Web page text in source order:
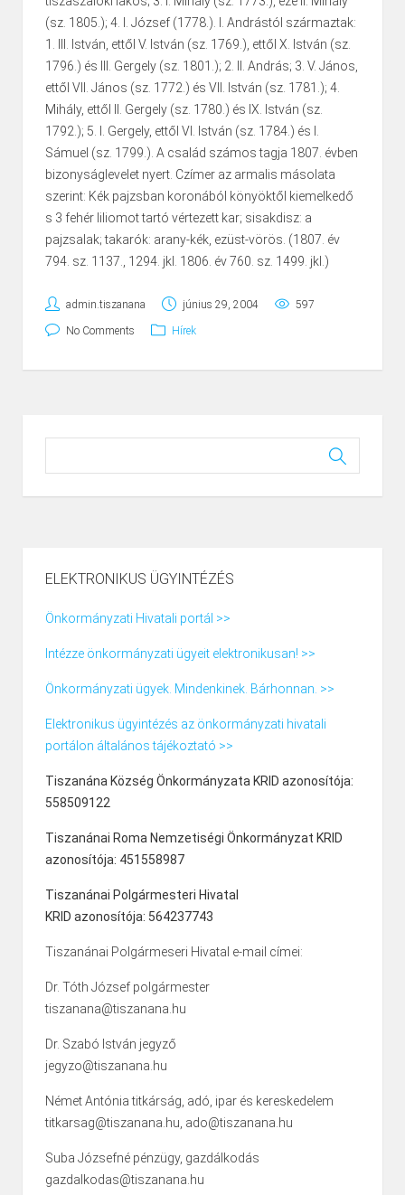
(sz. 1805.); 4. I. József (1778.). I. Andrástól származtak:
1. III. István, ettől V. István (sz. 1769.), ettől X. István (sz.
1796.) és III. Gergely (sz. 1801.); 2. II. András; 3. V. János,
ettől VII. János (sz. 1772.) és VII. István (sz. 1781.); 4.
Mihály, ettől II. Gergely (sz. 1780.) és IX. István (sz.
1792.); 5. I. Gergely, ettől VI. István (sz. 1784.) és I.
Sámuel (sz. 1799.). A család számos tagja 1807. évben
bizonyságlevelet nyert. Czímer az armalis másolata
szerint: Kék pajzsban koronából könyöktől kiemelkedő
s 3 fehér liliomot tartó vértezett kar; sisakdisz: a
pajzsalak; takarók: arany-kék, ezüst-vörös. (1807. év
794. sz. 1137., 1294. jkl. 1806. év 760. sz. 1499. jkl.)
admin.tiszanana június 29, 2004 597
No Comments Hírek
ELEKTRONIKUS ÜGYINTÉZÉS
Önkormányzati Hivatali portál >>
Intézze önkormányzati ügyeit elektronikusan! >>
Önkormányzati ügyek. Mindenkinek. Bárhonnan. >>
Elektronikus ügyintézés az önkormányzati hivatali
portálon általános tájékoztató >>
Tiszanána Község Önkormányzata KRID azonosítója:
558509122
Tiszanánai Roma Nemzetiségi Önkormányzat KRID
azonosítója: 451558987
Tiszanánai Polgármesteri Hivatal
KRID azonosítója: 564237743
Tiszanánai Polgármeseri Hivatal e-mail címei:
Dr. Tóth József polgármester
tiszanana@tiszanana.hu
Dr. Szabó István jegyző
jegyzo@tiszanana.hu
Német Antónia titkárság, adó, ipar és kereskedelem
titkarsag@tiszanana.hu, ado@tiszanana.hu
Suba Józsefné pénzügy, gazdálkodás
gazdalkodas@tiszanana.hu